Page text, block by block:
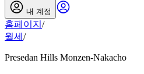
내 계정
홈페이지 /
월세 /
Presedan Hills Monzen-Nakacho